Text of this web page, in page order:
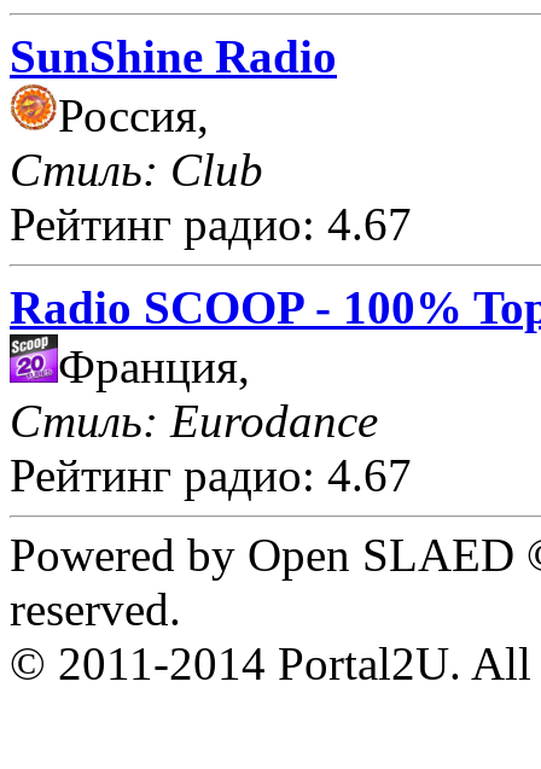
SunShine Radio
Россия,
Стиль: Club
Рейтинг радио: 4.67
Radio SCOOP - 100%
Франция,
Стиль: Eurodance
Рейтинг радио: 4.67
Powered by Open
reserved.
© 2011-2014 Portal2U. All